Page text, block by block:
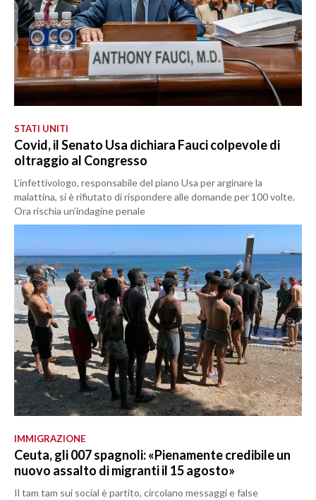
STATI UNITI
Covid, il Senato Usa dichiara Fauci colpevole di
oltraggio al Congresso
L’infettivologo, responsabile del piano Usa per arginare la
malattina, si è rifiutato di rispondere alle domande per 100 volte.
Ora rischia un’indagine penale
IMMIGRAZIONE
Ceuta, gli 007 spagnoli: «Pienamente credibile un
nuovo assalto di migranti il 15 agosto»
Il tam tam sui social è partito, circolano messaggi e false